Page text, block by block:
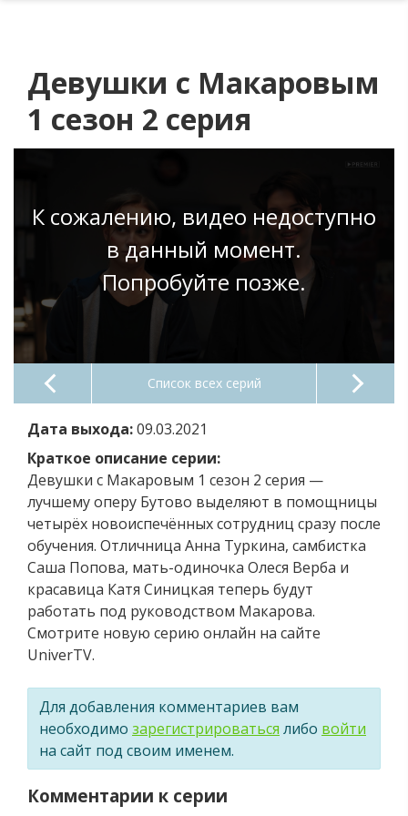
Девушки с Макаровым
1 сезон 2 серия
К сожалению, видео недоступно
в данный момент.
Попробуйте позже.
Список всех серий
Дата выхода:09.03.2021
Краткое описание серии:
Девушки с Макаровым 1 сезон 2 серия —
лучшему оперу Бутово выделяют в помощницы
четырёх новоиспечённых сотрудниц сразу после
обучения. Отличница Анна Туркина, самбистка
Саша Попова, мать-одиночка Олеся Верба и
красавица Катя Синицкая теперь будут
работать под руководством Макарова.
Смотрите новую серию онлайн на сайте
UniverTV.
Для добавления комментариев вам
необходимо зарегистрироваться либо войти
на сайт под своим именем.
Комментарии к серии